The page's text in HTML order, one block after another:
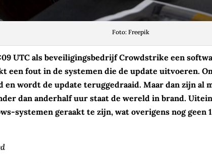
Foto: Freepik
UTC als beveiligingsbedrijf Crowdstrike een
een fout in de systemen die de update uitvoeren.
en wordt de update teruggedraaid. Maar dan zijn al
dan anderhalf uur staat de wereld in brand.
systemen geraakt te zijn, wat overigens nog geen